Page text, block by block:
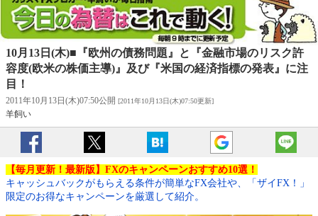
10月13日(木)■『欧州の債務問題』と『金融市場のリスク許
容度(欧米の株価主導)』及び『米国の経済指標の発表』に注
目！
2011年10月13日(木)07:50公開 [2011年10月13日(木)07:50更新]
羊飼い
【毎月更新！最新版】FXのキャンペーンおすすめ10選！
キャッシュバックがもらえる条件が簡単なFX会社や、「ザイFX！」
限定のお得なキャンペーンを厳選して紹介。